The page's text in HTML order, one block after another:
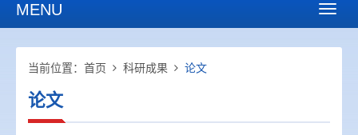
MENU
当前位置： 首页 科研成果 论文
论文